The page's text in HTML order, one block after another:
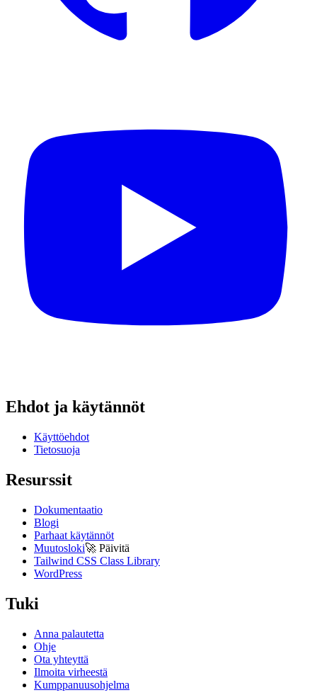
Ehdot ja käytännöt
Käyttöehdot
Tietosuoja
Resurssit
Dokumentaatio
Blogi
Parhaat käytännöt
Muutosloki🚀 Päivitä
Tailwind CSS Class Library
WordPress
Tuki
Anna palautetta
Ohje
Ota yhteyttä
Ilmoita virheestä
Kumppanuusohjelma